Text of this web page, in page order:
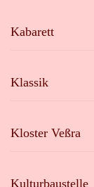
Kabarett
Klassik
Kloster Veßra
Kulturbaustelle